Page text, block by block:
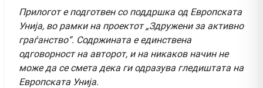
Прилогот е подготвен со поддршка од Европската
Унија, во рамки на проектот „Здружени за активно
граѓанство“. Содржината е единствена
одговорност на авторот, и на никаков начин не
може да се смета дека ги одразува гледиштата на
Европската Унија.